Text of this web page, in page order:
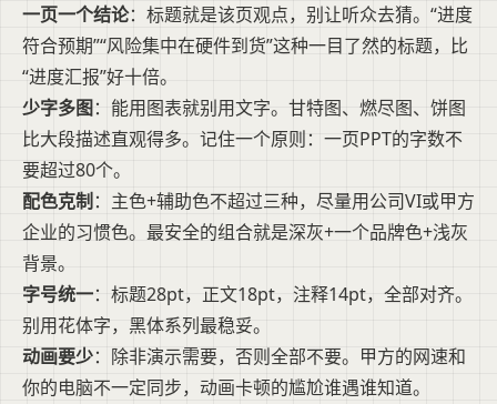
一页一个结论：标题就是该页观点，别让听众去猜。“进度
符合预期”“风险集中在硬件到货”这种一目了然的标题，比
“进度汇报”好十倍。
少字多图：能用图表就别用文字。甘特图、燃尽图、饼图
比大段描述直观得多。记住一个原则：一页PPT的字数不
要超过80个。
配色克制 ：主色+辅助色不超过三种，尽量用公司VI或甲方
企业的习惯色。最安全的组合就是深灰+一个品牌色+浅灰
背景。
字号统一：标题28pt，正文18pt，注释14pt，全部对齐。
别用花体字，黑体系列最稳妥。
动画要少：除非演示需要，否则全部不要。甲方的网速和
你的电脑不一定同步，动画卡顿的尴尬谁遇谁知道。